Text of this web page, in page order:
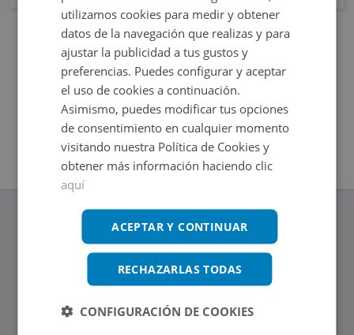
www.altamirainmuebles.com
Edificio Skylight
Tel.: 914 842 874
utilizamos cookies para medir y obtener
datos de la navegación que realizas y para
ajustar la publicidad a tus gustos y
preferencias. Puedes configurar y aceptar
el uso de cookies a continuación.
Asimismo, puedes modificar tus opciones
de consentimiento en cualquier momento
visitando nuestra Política de Cookies y
obtener más información haciendo clic
aquí
ACEPTAR Y CONTINUAR
RECHAZARLAS TODAS
CONFIGURACIÓN DE COOKIES